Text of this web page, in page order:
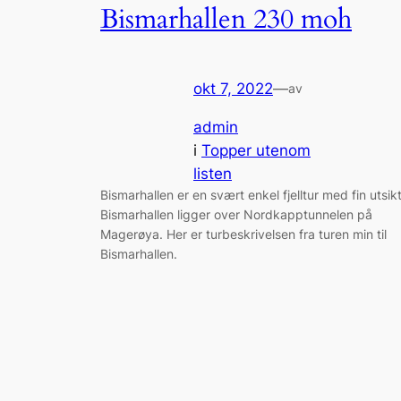
Bismarhallen 230 moh
okt 7, 2022—av
admin
i Topper utenom
listen
Bismarhallen er en svært enkel fjelltur med fin
Bismarhallen ligger over Nordkapptunnelen på
Magerøya. Her er turbeskrivelsen fra turen min til
Bismarhallen.